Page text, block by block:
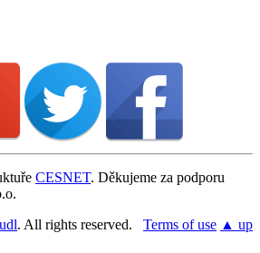
CESNET. Děkujeme za podporu
. All rights reserved. Terms of use ▲ up